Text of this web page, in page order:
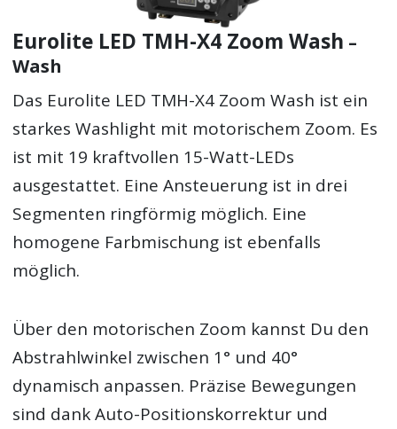
Eurolite LED TMH-X4 Zoom Wash –
Wash
Das Eurolite LED TMH-X4 Zoom Wash ist ein
starkes Washlight mit motorischem Zoom. Es
ist mit 19 kraftvollen 15-Watt-LEDs
ausgestattet. Eine Ansteuerung ist in drei
Segmenten ringförmig möglich. Eine
homogene Farbmischung ist ebenfalls
möglich.
Über den motorischen Zoom kannst Du den
Abstrahlwinkel zwischen 1° und 40°
dynamisch anpassen. Präzise Bewegungen
sind dank Auto-Positionskorrektur und